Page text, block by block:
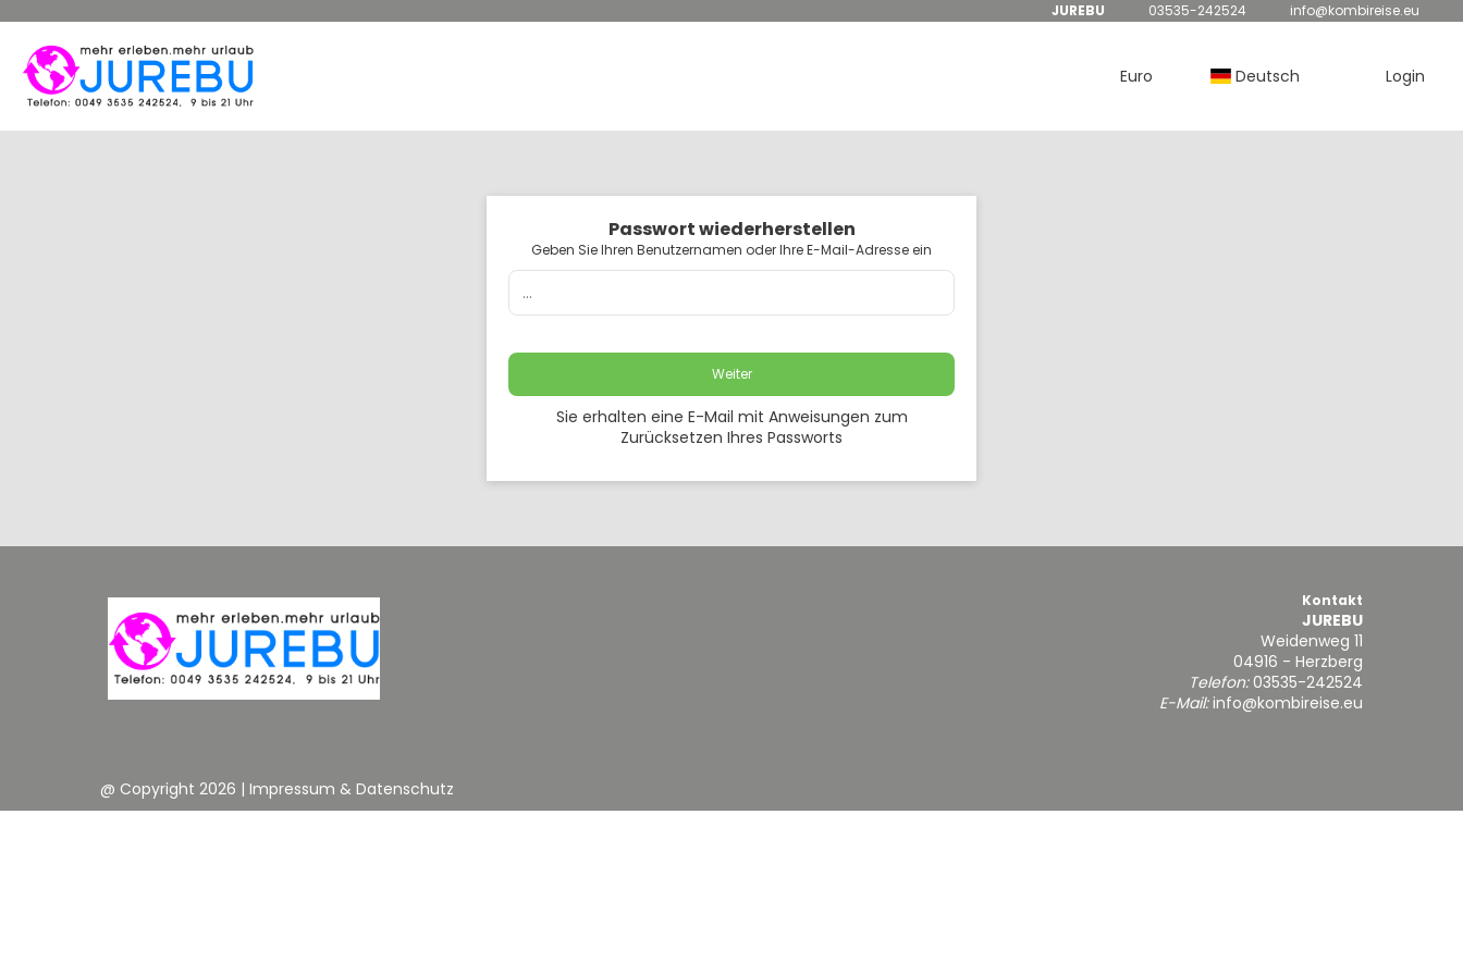
JUREBU 03535-242524 info@kombireise.eu
Euro Deutsch Login
Passwort wiederherstellen
Geben Sie Ihren Benutzernamen oder Ihre E-Mail-Adresse ein
Weiter
Sie erhalten eine E-Mail mit Anweisungen zum
Zurücksetzen Ihres Passworts
Kontakt
JUREBU
Weidenweg 11
04916 - Herzberg
Telefon:03535-242524
E-Mail:info@kombireise.eu
@ Copyright 2026 | Impressum & Datenschutz